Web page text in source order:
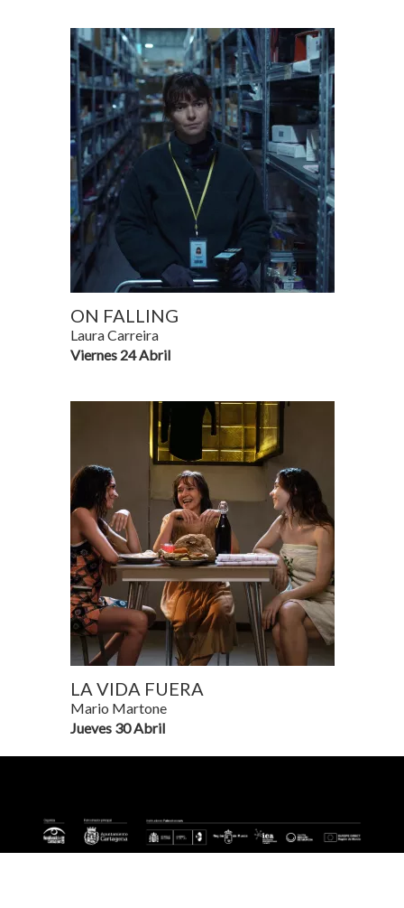
ON FALLING
Laura Carreira
Viernes 24 Abril
LA VIDA FUERA
Mario Martone
Jueves 30 Abril